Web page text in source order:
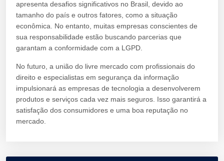
apresenta desafios significativos no Brasil, devido ao
tamanho do país e outros fatores, como a situação
econômica. No entanto, muitas empresas conscientes de
sua responsabilidade estão buscando parcerias que
garantam a conformidade com a LGPD.
No futuro, a união do livre mercado com profissionais do
direito e especialistas em segurança da informação
impulsionará as empresas de tecnologia a desenvolverem
produtos e serviços cada vez mais seguros. Isso garantirá a
satisfação dos consumidores e uma boa reputação no
mercado.